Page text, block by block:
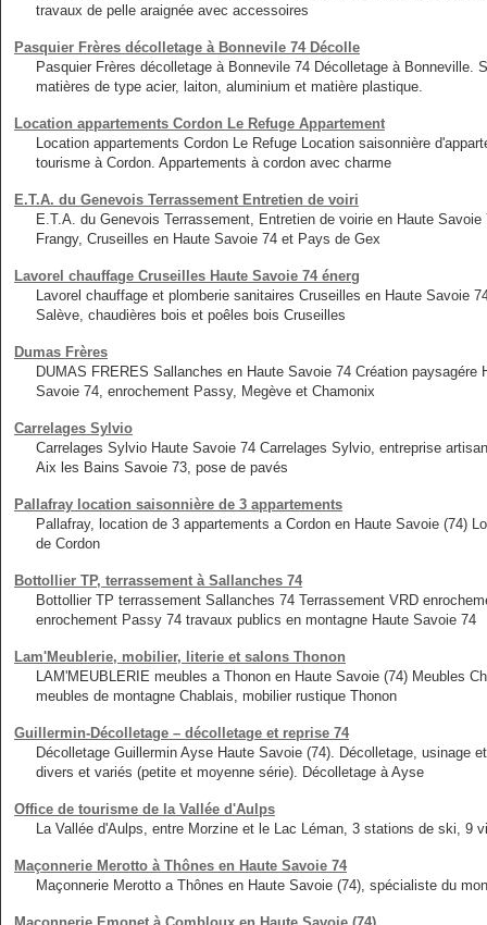
travaux de pelle araignée avec accessoires
Pasquier Frères décolletage à Bonnevile 74 Décolle
Pasquier Frères décolletage à Bonnevile 74 Décolletage à
matières de type acier, laiton, aluminium et matière plastique.
Location appartements Cordon Le Refuge Appartement
Location appartements Cordon Le Refuge Location saisonnière
tourisme à Cordon. Appartements à cordon avec charme
E.T.A. du Genevois Terrassement Entretien de voiri
E.T.A. du Genevois Terrassement, Entretien de voirie en Haute
Frangy, Cruseilles en Haute Savoie 74 et Pays de Gex
Lavorel chauffage Cruseilles Haute Savoie 74 énerg
Lavorel chauffage et plomberie sanitaires Cruseilles en Haute Savoie
Salève, chaudières bois et poêles bois Cruseilles
Dumas Frères
DUMAS FRERES Sallanches en Haute Savoie 74 Création
Savoie 74, enrochement Passy, Megève et Chamonix
Carrelages Sylvio
Carrelages Sylvio Haute Savoie 74 Carrelages Sylvio, entreprise
Aix les Bains Savoie 73, pose de pavés
Pallafray location saisonnière de 3 appartements
Pallafray, location de 3 appartements a Cordon en Haute Savoie (74)
de Cordon
Bottollier TP, terrassement à Sallanches 74
Bottollier TP terrassement Sallanches 74 Terrassement VRD
enrochement Passy 74 travaux publics en montagne Haute Savoie 74
Lam'Meublerie, mobilier, literie et salons Thonon
LAM'MEUBLERIE meubles a Thonon en Haute Savoie (74) Meubles
meubles de montagne Chablais, mobilier rustique Thonon
Guillermin-Décolletage – décolletage et reprise 74
Décolletage Guillermin Ayse Haute Savoie (74). Décolletage,
divers et variés (petite et moyenne série). Décolletage à Ayse
Office de tourisme de la Vallée d'Aulps
La Vallée d'Aulps, entre Morzine et le Lac Léman, 3 stations de ski,
Maçonnerie Merotto à Thônes en Haute Savoie 74
Maçonnerie Merotto a Thônes en Haute Savoie (74), spécialiste du